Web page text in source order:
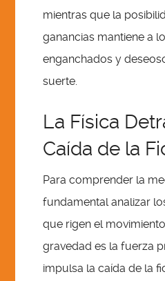
mientras que la
ganancias mantiene a
enganchados y
suerte.
La Física
Caída de la
Para comprender la
fundamental analizar
que rigen el
gravedad es la fuerza
impulsa la caída de la